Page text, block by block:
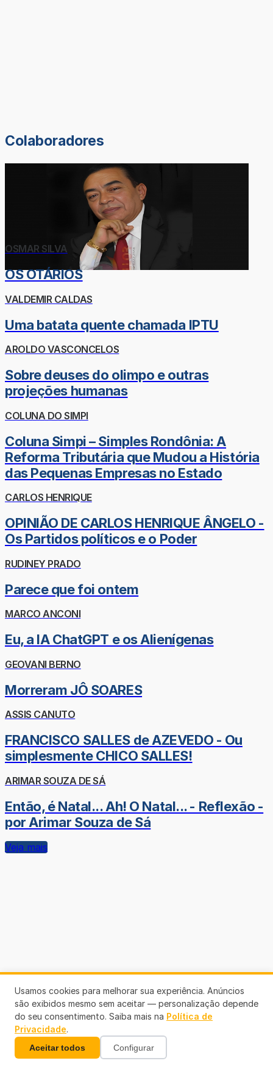
Colaboradores
OSMAR SILVA
OS OTÁRIOS
VALDEMIR CALDAS
Uma batata quente chamada IPTU
AROLDO VASCONCELOS
Sobre deuses do olimpo e outras
projeções humanas
COLUNA DO SIMPI
Coluna Simpi – Simples Rondônia: A
Reforma Tributária que Mudou a História
das Pequenas Empresas no Estado
CARLOS HENRIQUE
OPINIÃO DE CARLOS HENRIQUE ÂNGELO -
Os Partidos políticos e o Poder
RUDINEY PRADO
Parece que foi ontem
MARCO ANCONI
Eu, a IA ChatGPT e os Alienígenas
GEOVANI BERNO
Morreram JÔ SOARES
ASSIS CANUTO
FRANCISCO SALLES de AZEVEDO - Ou
simplesmente CHICO SALLES!
ARIMAR SOUZA DE SÁ
Então, é Natal... Ah! O Natal... - Reflexão -
por Arimar Souza de Sá
Veja mais
Usamos cookies para melhorar sua experiência. Anúncios
são exibidos mesmo sem aceitar — personalização depende
do seu consentimento. Saiba mais na Política de
Privacidade.
Aceitar todos Configurar